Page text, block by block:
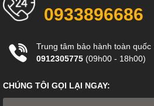
0933896686
Trung tâm bảo hành toàn quốc
0912305775 (09h00 - 18h00)
CHÚNG TÔI GỌI LẠI NGAY: